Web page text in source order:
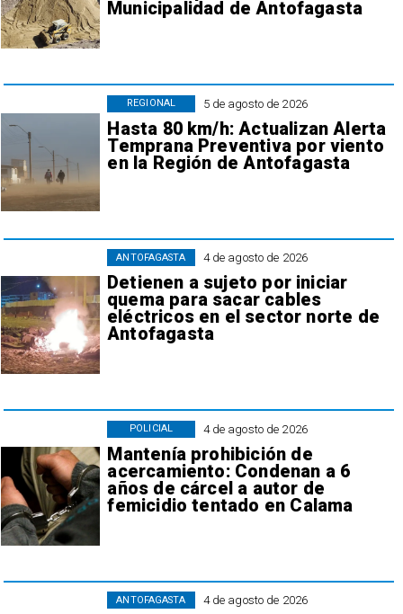
Municipalidad de Antofagasta
5 de agosto de 2026
Hasta 80 km/h: Actualizan Alerta
Temprana Preventiva por viento
en la Región de Antofagasta
REGIONAL
4 de agosto de 2026
Detienen a sujeto por iniciar
quema para sacar cables
eléctricos en el sector norte de
Antofagasta
ANTOFAGASTA
4 de agosto de 2026
Mantenía prohibición de
acercamiento: Condenan a 6
años de cárcel a autor de
femicidio tentado en Calama
POLICIAL
4 de agosto de 2026
ANTOFAGASTA